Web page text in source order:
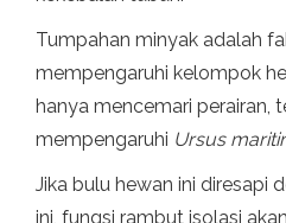
Tumpahan minyak adalah
mempengaruhi kelompok
hanya mencemari perairan,
mempengaruhi Ursus
Jika bulu hewan ini diresapi
ini, fungsi rambut isolasi